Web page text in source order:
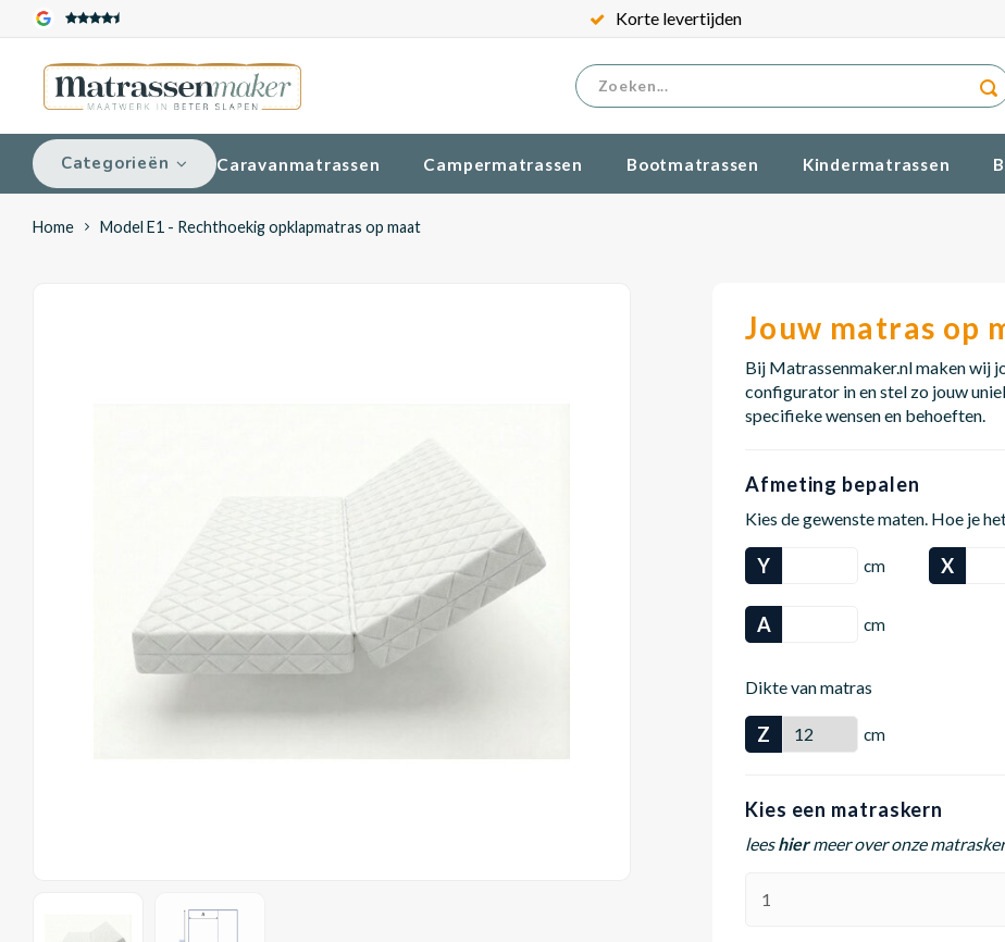
Korte levertijden
Categorieën Caravanmatrassen Campermatrassen Bootmatrassen Kindermatrassen
Home Model E1 - Rechthoekig opklapmatras op maat
Jouw matras op
Bij Matrassenmaker.nl maken wij
configurator in en stel zo jouw
specifieke wensen en behoeften.
Afmeting bepalen
Kies de gewenste maten. Hoe je
Y cm X
A cm
Dikte van matras
Z cm
Kies een matraskern
leeshiermeer over onze